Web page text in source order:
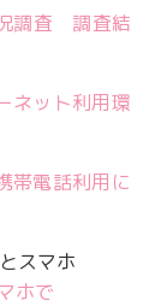
調査 調査結
ネット利用環
帯電話利用に
スマホ
ホで